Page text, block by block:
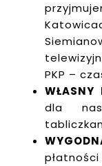
PKP –
WŁASNY
dla